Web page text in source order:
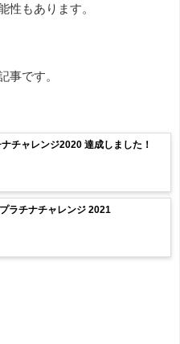
性もあります。
事です。
チャレンジ2020 達成しました！
ラチナチャレンジ 2021